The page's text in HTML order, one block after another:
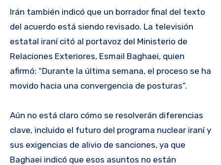
Irán también indicó que un borrador final del texto
del acuerdo está siendo revisado. La televisión
estatal iraní citó al portavoz del Ministerio de
Relaciones Exteriores, Esmail Baghaei, quien
afirmó: “Durante la última semana, el proceso se ha
movido hacia una convergencia de posturas”.
Aún no está claro cómo se resolverán diferencias
clave, incluido el futuro del programa nuclear iraní y
sus exigencias de alivio de sanciones, ya que
Baghaei indicó que esos asuntos no están